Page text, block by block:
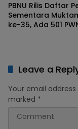
PBNU Rilis Daftar
Sementara
ke-35, Ada 501
Leave a
Your email
marked *